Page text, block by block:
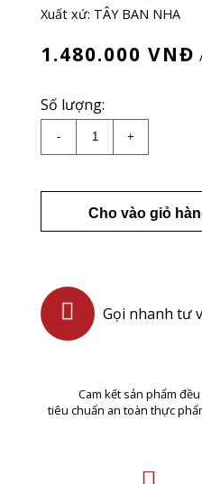
Xuất xứ: TÂY BAN NHA
1.480.000 VNĐ
Số lượng:
- Bột Kuzu Chất
+
Cho vào giỏ
Gọi nhanh tư
Cam kết sản phẩm
tiêu chuẩn an toàn thực